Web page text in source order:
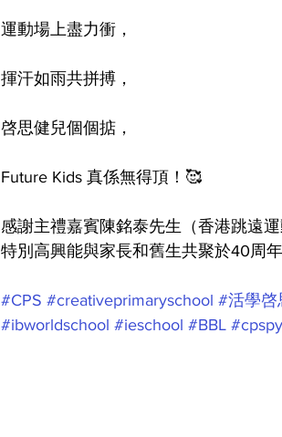
運動場上盡力衝，
揮汗如雨共拼搏，
啓思健兒個個掂，
Future Kids 真係無得頂！🥰
感謝主禮嘉賓陳銘泰先生（香港跳遠
特別高興能與家長和舊生共聚於40周
#CPS #creativeprimaryschool #活學啓
#ibworldschool #ieschool #BBL